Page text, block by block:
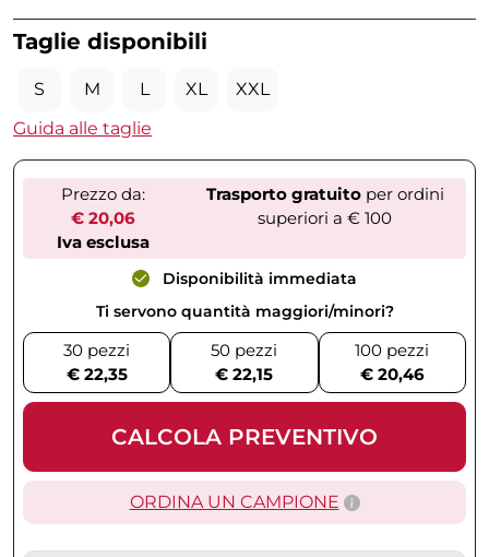
Taglie disponibili
S M L XL
XXL
Guida alle taglie
Prezzo da:
€ 20,06
Iva esclusa
Trasporto gratuitoper ordini
superiori a € 100
Disponibilità immediata
Ti servono quantità maggiori/minori?
30 pezzi
€ 22,35
50 pezzi
€ 22,15
100 pezzi
€ 20,46
CALCOLA PREVENTIVO
ORDINA UN CAMPIONE